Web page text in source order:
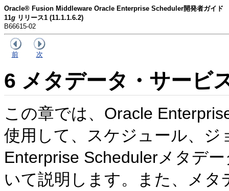
Oracle® Fusion Middleware Oracle Enterprise Scheduler開発者ガイド
11g リリース1 (11.1.1.6.2)
B66615-02
前 次
6 メタデータ・サービ
この章では、Oracle
使用して、スケジュール、
Enterprise Schedulerメタデ
いて説明します。また、メ